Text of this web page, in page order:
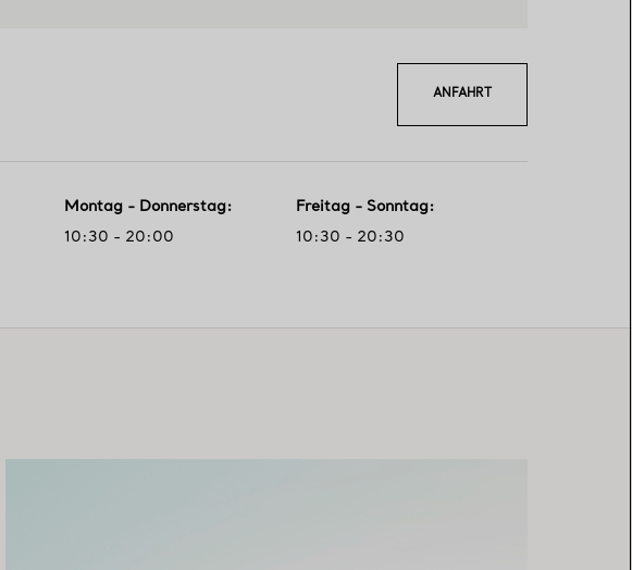
ANFAHRT
Montag - Donnerstag:
10:30 - 20:00
Freitag - Sonntag:
10:30 - 20:30